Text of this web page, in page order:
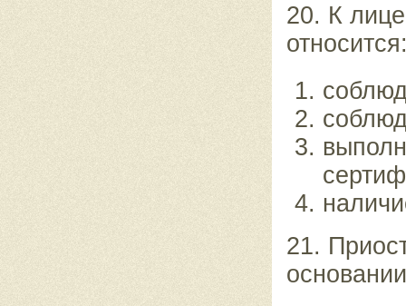
20. К
21.